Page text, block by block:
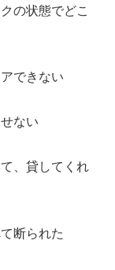
の状態でどこ
できない
ない
、貸してくれ
断られた